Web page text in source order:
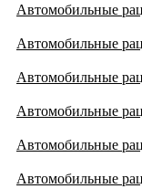
Автомобильные
Автомобильные
Автомобильные
Автомобильные
Автомобильные
Автомобильные